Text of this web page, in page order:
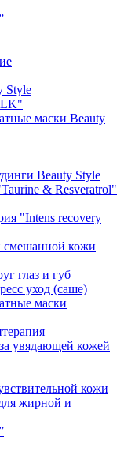
Style
маски Beauty
Beauty Style
& Resveratrol"
"Intens recovery
смешанной кожи
глаз и губ
уход (саше)
маски
увядающей кожей
кожи
жирной и